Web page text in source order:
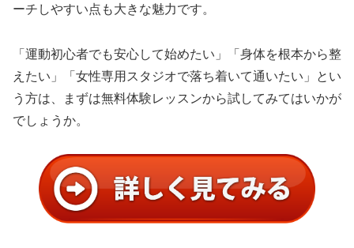
ーチしやすい点も大きな魅力です。
「運動初心者でも安心して始めたい」「身体を根本から整
えたい」「女性専用スタジオで落ち着いて通いたい」とい
う方は、まずは無料体験レッスンから試してみてはいかが
でしょうか。